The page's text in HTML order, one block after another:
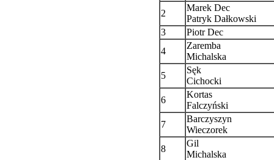
2
Marek Dec
Patryk Dałkowski
3
Piotr Dec
4
Zaremba
Michalska
5
Sęk
Cichocki
6
Kortas
Falczyński
7
Barczyszyn
Wieczorek
8
Gil
Michalska